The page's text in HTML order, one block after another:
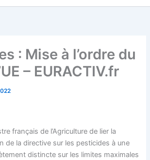
: Mise à l’ordre du
– EURACTIV.fr
français de l’Agriculture de lier la
de la directive sur les pesticides à une
distincte sur les limites maximales